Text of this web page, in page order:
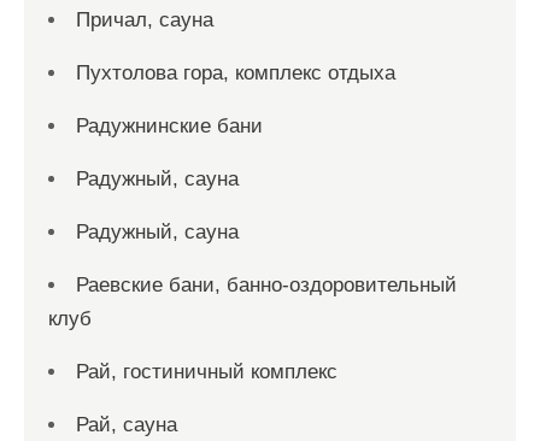
Причал, сауна
Пухтолова гора, комплекс отдыха
Радужнинские бани
Радужный, сауна
Радужный, сауна
Раевские бани, банно-оздоровительный
клуб
Рай, гостиничный комплекс
Рай, сауна